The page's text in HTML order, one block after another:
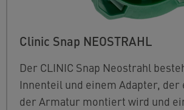
Clinic Snap NEOSTRAHL
Der CLINIC Snap Neostrahl
Innenteil und einem Adapter, der
der Armatur montiert wird und